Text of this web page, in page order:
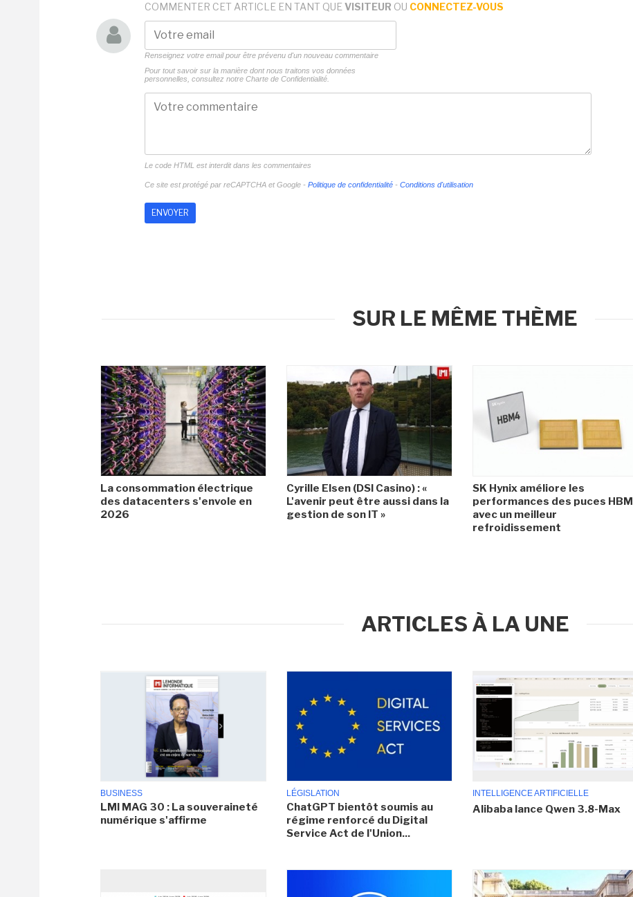
COMMENTER CET ARTICLE EN TANT QUE VISITEUR OU CONNECTEZ-VOUS
Renseignez votre email pour être prévenu d'un nouveau commentaire
Pour tout savoir sur la manière dont nous traitons vos données
personnelles, consultez notre Charte de Confidentialité.
Le code HTML est interdit dans les commentaires
Ce site est protégé par reCAPTCHA et Google - Politique de confidentialité - Conditions d'utilisation
SUR LE MÊME THÈME
La consommation électrique
des datacenters s'envole en
2026
Cyrille Elsen (DSI Casino) : «
L'avenir peut être aussi dans la
gestion de son IT »
SK Hynix améliore les
performances des puces HBM
avec un meilleur
refroidissement
ARTICLES À LA UNE
BUSINESS
LMI MAG 30 : La souveraineté
numérique s'affirme
LÉGISLATION
ChatGPT bientôt soumis au
régime renforcé du Digital
Service Act de l'Union...
INTELLIGENCE ARTIFICIELLE
Alibaba lance Qwen 3.8-Max